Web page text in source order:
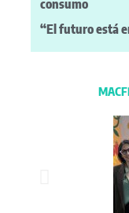
consumo
“El futuro está